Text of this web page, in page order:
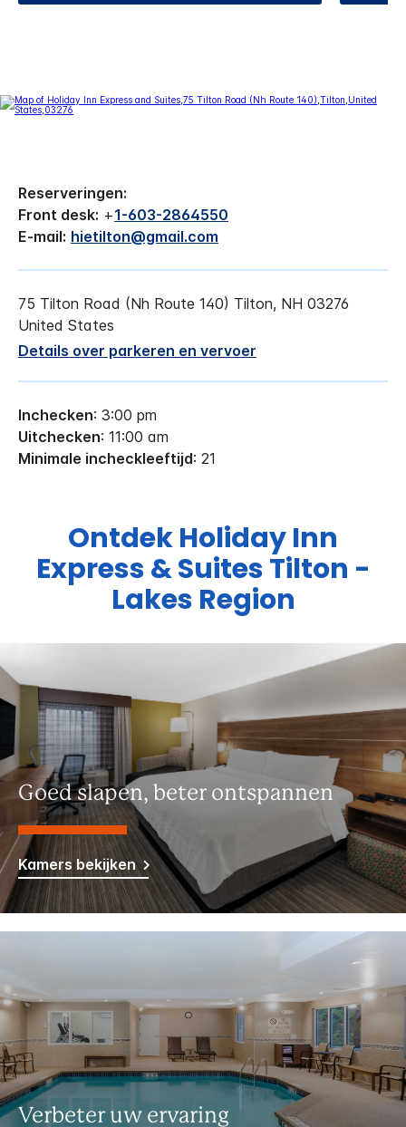
Reserveringen:
Front desk: +1-603-2864550
E-mail: hietilton@gmail.com
75 Tilton Road (Nh Route 140) Tilton, NH 03276
United States
Details over parkeren en vervoer
Inchecken: 3:00 pm
Uitchecken: 11:00 am
Minimale incheckleeftijd: 21
OntdekHoliday Inn
Express & SuitesTilton -
Lakes Region
Goed slapen, beter ontspannen
Kamers bekijken
Verbeter uw ervaring